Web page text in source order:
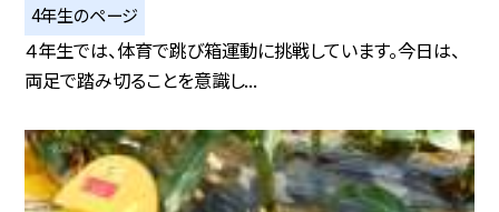
4年生のページ
４年生では、体育で跳び箱運動に挑戦しています。今日は、
両足で踏み切ることを意識し...